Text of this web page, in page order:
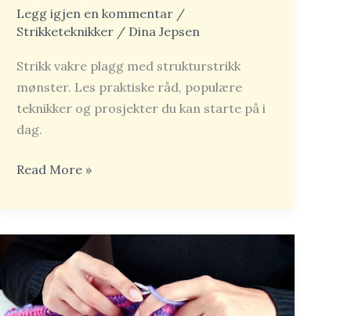
Legg igjen en kommentar /
Strikketeknikker / Dina Jepsen
Strikk vakre plagg med strukturstrikk
mønster. Les praktiske råd, populære
teknikker og prosjekter du kan starte på i
dag.
Read More »
Dobbeltstrikk:
Forklaring,
Tips